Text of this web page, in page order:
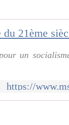
21ème
un
https://